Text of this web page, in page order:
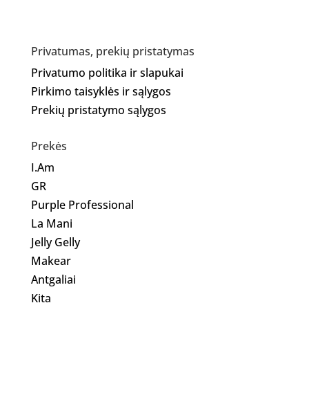
Privatumas, prekių pristatymas
Privatumo politika ir slapukai
Pirkimo taisyklės ir sąlygos
Prekių pristatymo sąlygos
Prekės
I.Am
GR
Purple Professional
La Mani
Jelly Gelly
Makear
Antgaliai
Kita